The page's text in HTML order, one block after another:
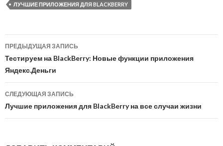
ЛУЧШИЕ ПРИЛОЖЕНИЯ ДЛЯ BLACKBERRY
Навигация
по
записям
ПРЕДЫДУЩАЯ ЗАПИСЬ
Тестируем на BlackBerry: Новые функции приложения
Яндекс.Деньги
СЛЕДУЮЩАЯ ЗАПИСЬ
Лучшие приложения для BlackBerry на все случаи жизни